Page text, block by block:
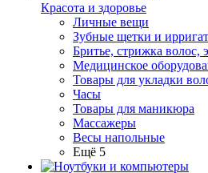
Красота и здоровье
Личные вещи
Зубные щетки и
Бритье, стрижка волос,
Медицинское
Товары для укладки
Часы
Товары для маникюра
Массажеры
Весы напольные
Ещё 5